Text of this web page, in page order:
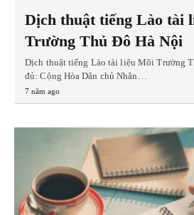
Dịch thuật tiếng Lào tài
Trường Thủ Đô Hà Nội
Dịch thuật tiếng Lào tài liệu Môi Trường
đủ: Cộng Hòa Dân chủ Nhân…
7 năm ago